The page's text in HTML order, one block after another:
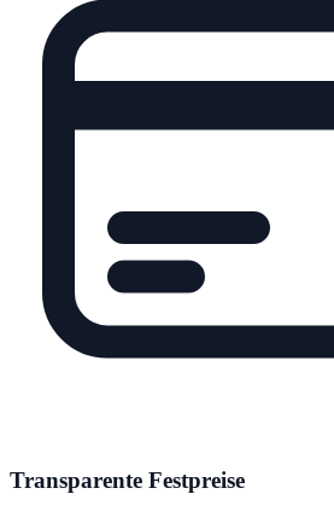
Transparente Festpreise